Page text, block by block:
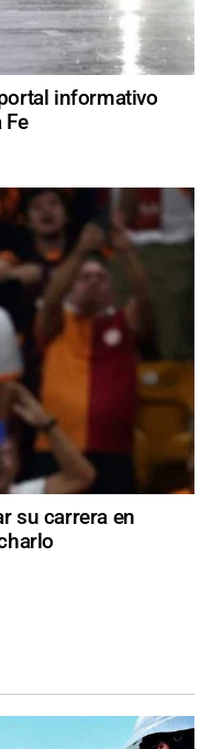
informativo
Fe
su carrera en